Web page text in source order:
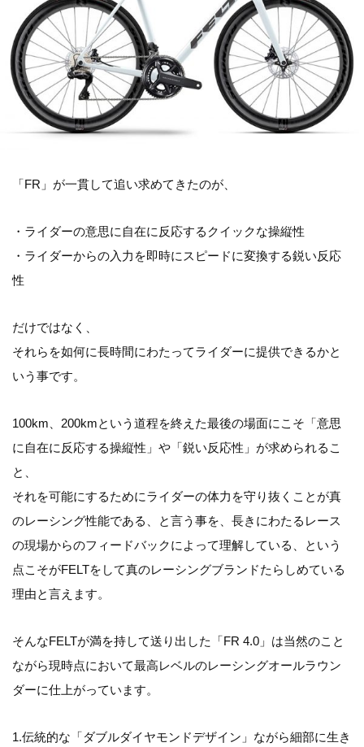
「FR」が一貫して追い求めてきたのが、
・ライダーの意思に自在に反応するクイックな操縦性
・ライダーからの入力を即時にスピードに変換する鋭い反応
性
だけではなく、
それらを如何に長時間にわたってライダーに提供できるかと
いう事です。
100km、200kmという道程を終えた最後の場面にこそ「意思
に自在に反応する操縦性」や「鋭い反応性」が求められるこ
と、
それを可能にするためにライダーの体力を守り抜くことが真
のレーシング性能である、と言う事を、長きにわたるレース
の現場からのフィードバックによって理解している、という
点こそがFELTをして真のレーシングブランドたらしめている
理由と言えます。
そんなFELTが満を持して送り出した「FR 4.0」は当然のこと
ながら現時点において最高レベルのレーシングオールラウン
ダーに仕上がっています。
1.伝統的な「ダブルダイヤモンドデザイン」ながら細部に生き